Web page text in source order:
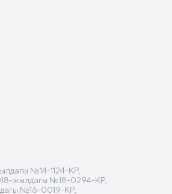
№14-1124-КР,
жылдагы №18-0294-КР,
№16-0019-КР,